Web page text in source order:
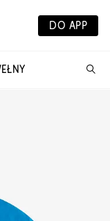
DO APP